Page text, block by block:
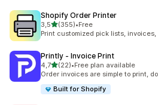
Shopify Order Printer
3,5z 5 hvězd
(355)
Celkový počet recenzí: 355
•Free
Print customized pick lists,
Printly ‑ Invoice Print
4,7z 5 hvězd
(22)
Celkový počet recenzí: 22
•Free plan available
Order invoices are simple to print,
Built for Shopify